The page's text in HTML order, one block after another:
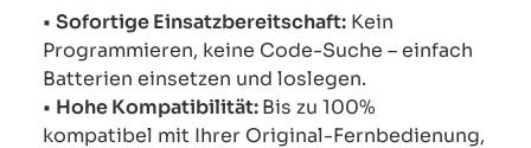
• Sofortige Einsatzbereitschaft: Kein
Programmieren, keine Code-Suche – einfach
Batterien einsetzen und loslegen.
• Hohe Kompatibilität:Bis zu 100%
kompatibel mit Ihrer Original-Fernbedienung,